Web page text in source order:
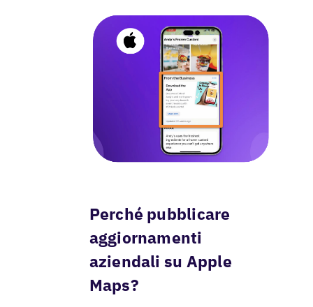
Perché pubblicare
aggiornamenti
aziendali su Apple
Maps?